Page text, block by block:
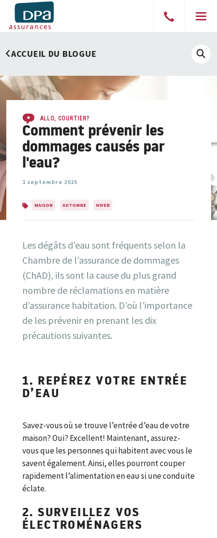
courtier
ACCUEIL DU BLOGUE
ALLO, COURTIER?
Comment prévenir les
dommages causés par
l'eau?
1 septembre 2025
MAISON AUTOMNE HIVER
Les dégâts d’eau sont fréquents selon la
Chambre de l’assurance de dommages
(ChAD), ils sont la cause du plus grand
nombre de réclamations en matière
d’assurance habitation. D’où l’importance
de les prévenir en prenant les dix
précautions suivantes.
1. REPÉREZ VOTRE ENTRÉE
D’EAU
Savez-vous où se trouve l’entrée d’eau de votre
maison? Oui? Excellent! Maintenant, assurez-
vous que les personnes qui habitent avec vous le
savent également. Ainsi, elles pourront couper
rapidement l’alimentation en eau si une conduite
éclate.
2. SURVEILLEZ VOS
ÉLECTROMÉNAGERS